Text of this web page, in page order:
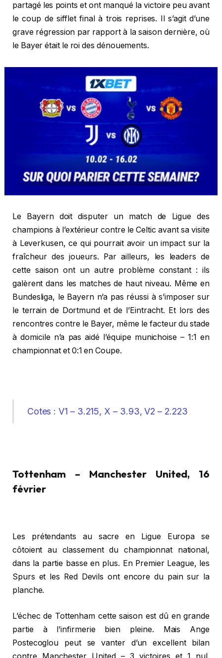
partagé les points et ont manqué la victoire peu avant
le coup de sifflet final à trois reprises. Il s’agit d’une
grave régression par rapport à la saison dernière, où
le Bayer était le roi des dénouements.
Le Bayern doit disputer un match de Ligue des
champions à l’extérieur contre le Celtic avant sa visite
à Leverkusen, ce qui pourrait avoir un impact sur la
fraîcheur des joueurs. Par ailleurs, les leaders de
cette saison ont un autre problème constant : ils
galèrent dans les matches de haut niveau. Même en
Bundesliga, le Bayern n’a pas réussi à s’imposer sur
le terrain de Dortmund et de l’Eintracht. Et lors des
rencontres contre le Bayer, même le facteur du stade
à domicile n’a pas aidé l’équipe munichoise – 1:1 en
championnat et 0:1 en Coupe.
Cotes : V1 – 3.215, X – 3.93, V2 – 2.223
Tottenham – Manchester United, 16
février
Les prétendants au sacre en Ligue Europa se
côtoient au classement du championnat national,
dans la partie basse en plus. En Premier League, les
Spurs et les Red Devils ont encore du pain sur la
planche.
L’échec de Tottenham cette saison est dû en grande
partie à l’infirmerie bien pleine. Mais Ange
Postecoglou peut se vanter d’un excellent bilan
contre Manchester United – 3 victoires et 1 nul.